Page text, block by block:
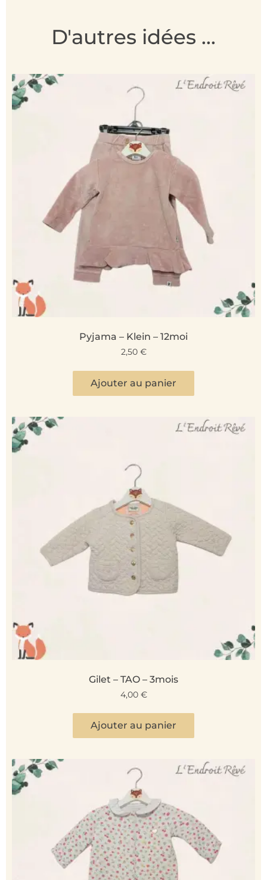
D'autres idées ...
Pyjama – Klein – 12moi
2,50 €
Ajouter au panier
Gilet – TAO – 3mois
4,00 €
Ajouter au panier